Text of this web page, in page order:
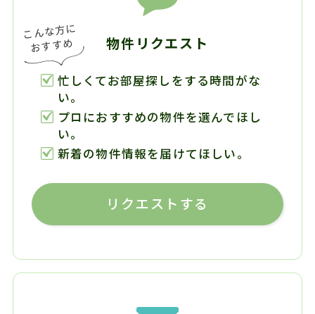
物件リクエスト
忙しくてお部屋探しをする時間がな
い。
プロにおすすめの物件を選んでほし
い。
新着の物件情報を届けてほしい。
リクエストする